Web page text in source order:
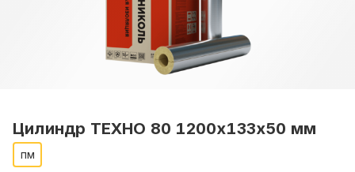
Цилиндр ТЕХНО 80 1200х133х50 мм
пм